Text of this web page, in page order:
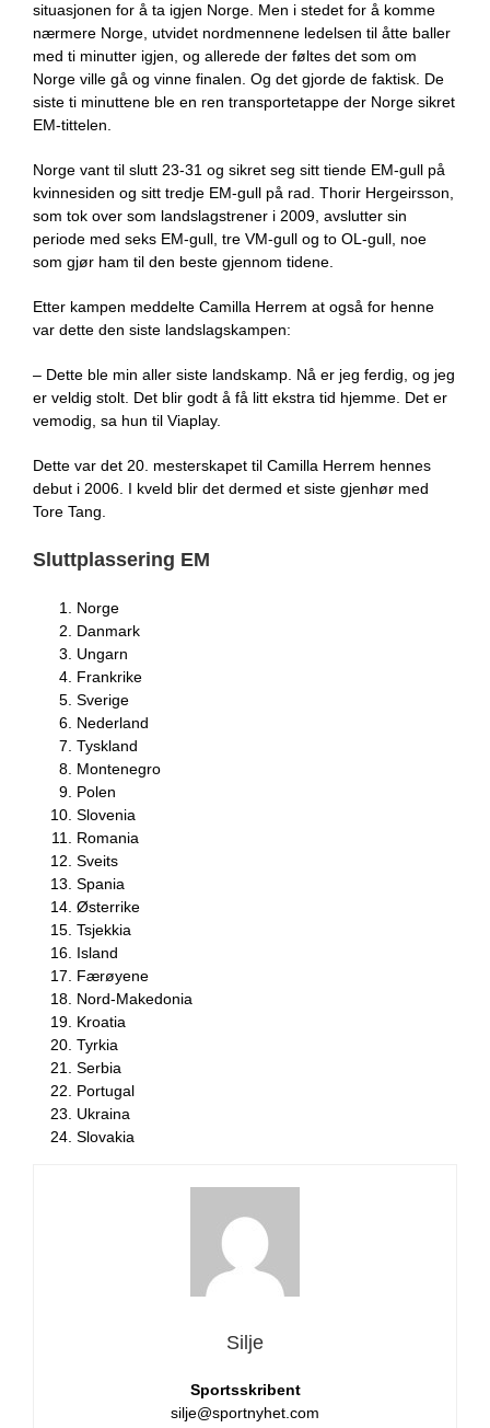
situasjonen for å ta igjen Norge. Men i stedet for å komme
nærmere Norge, utvidet nordmennene ledelsen til åtte baller
med ti minutter igjen, og allerede der føltes det som om
Norge ville gå og vinne finalen. Og det gjorde de faktisk. De
siste ti minuttene ble en ren transportetappe der Norge sikret
EM-tittelen.
Norge vant til slutt 23-31 og sikret seg sitt tiende EM-gull på
kvinnesiden og sitt tredje EM-gull på rad. Thorir Hergeirsson,
som tok over som landslagstrener i 2009, avslutter sin
periode med seks EM-gull, tre VM-gull og to OL-gull, noe
som gjør ham til den beste gjennom tidene.
Etter kampen meddelte Camilla Herrem at også for henne
var dette den siste landslagskampen:
– Dette ble min aller siste landskamp. Nå er jeg ferdig, og jeg
er veldig stolt. Det blir godt å få litt ekstra tid hjemme. Det er
vemodig, sa hun til Viaplay.
Dette var det 20. mesterskapet til Camilla Herrem hennes
debut i 2006. I kveld blir det dermed et siste gjenhør med
Tore Tang.
Sluttplassering EM
Norge
Danmark
Ungarn
Frankrike
Sverige
Nederland
Tyskland
Montenegro
Polen
Slovenia
Romania
Sveits
Spania
Østerrike
Tsjekkia
Island
Færøyene
Nord-Makedonia
Kroatia
Tyrkia
Serbia
Portugal
Ukraina
Slovakia
Silje
Sportsskribent
silje@sportnyhet.com